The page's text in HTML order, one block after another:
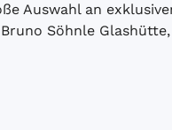
Auswahl an
Söhnle Glashütte,